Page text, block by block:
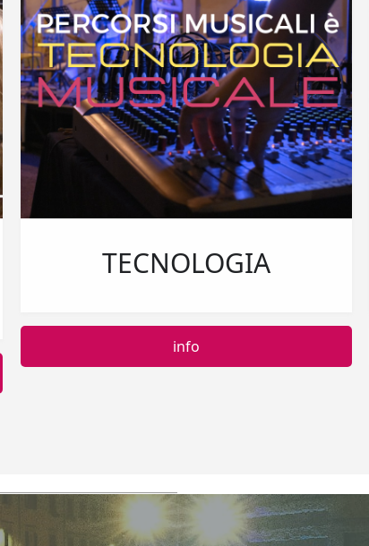
TECNOLOGIA
info